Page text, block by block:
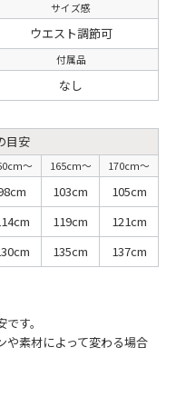
サイズ感
ウエスト調節可
付属品
なし
目安
〜 165cm〜
170cm〜
103cm 105cm
119cm 121cm
135cm 137cm
す。
や素材によって変わる場合